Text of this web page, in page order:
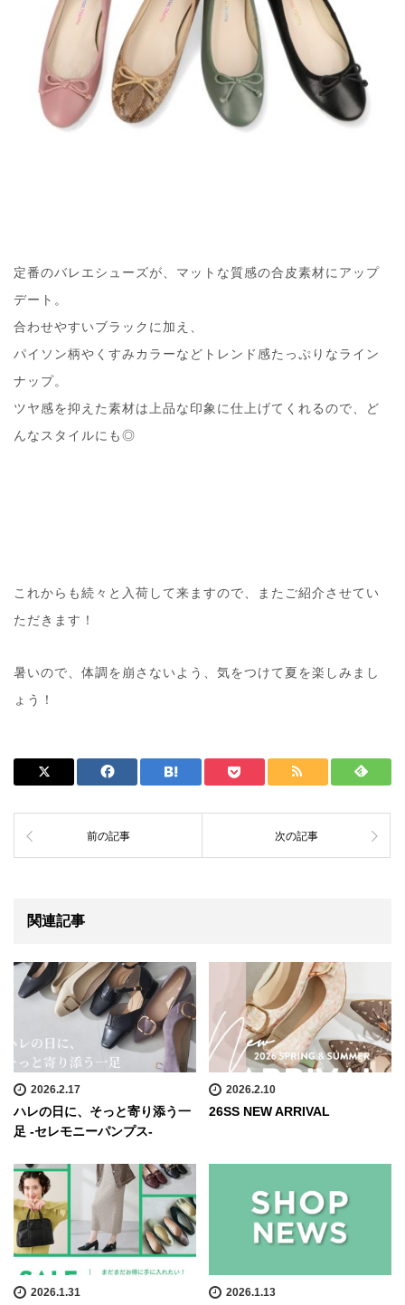
定番のバレエシューズが、マットな質感の合皮素材にアップ
デート。
合わせやすいブラックに加え、
パイソン柄やくすみカラーなどトレンド感たっぷりなライン
ナップ。
ツヤ感を抑えた素材は上品な印象に仕上げてくれるので、ど
んなスタイルにも◎
これからも続々と入荷して来ますので、またご紹介させてい
ただきます！
暑いので、体調を崩さないよう、気をつけて夏を楽しみまし
ょう！
前の記事 次の記事
関連記事
2026.2.17
ハレの日に、そっと寄り添う一
足 -セレモニーパンプス-
2026.2.10
26SS NEW ARRIVAL
2026.1.31 2026.1.13